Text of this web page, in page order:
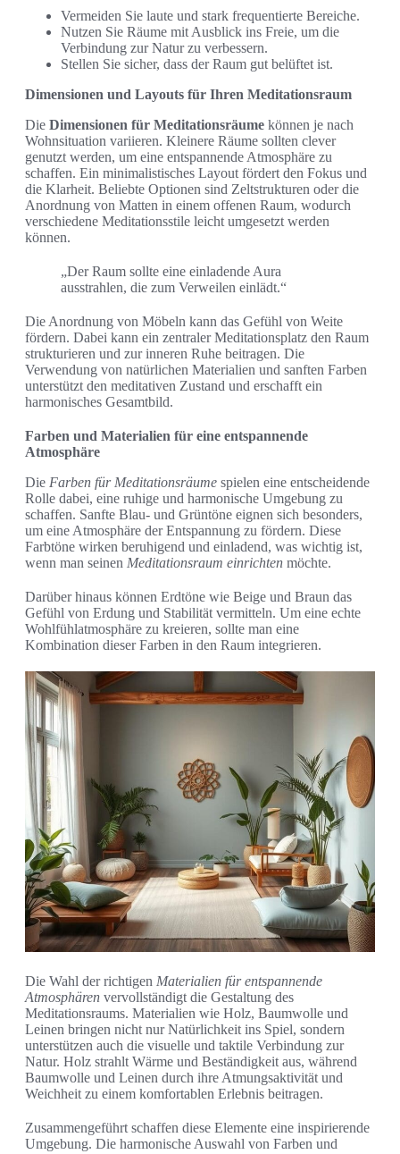
Vermeiden Sie laute und stark frequentierte Bereiche.
Nutzen Sie Räume mit Ausblick ins Freie, um die
Verbindung zur Natur zu verbessern.
Stellen Sie sicher, dass der Raum gut belüftet ist.
Dimensionen und Layouts für Ihren Meditationsraum
Die Dimensionen für Meditationsräume können je nach
Wohnsituation variieren. Kleinere Räume sollten clever
genutzt werden, um eine entspannende Atmosphäre zu
schaffen. Ein minimalistisches Layout fördert den Fokus und
die Klarheit. Beliebte Optionen sind Zeltstrukturen oder die
Anordnung von Matten in einem offenen Raum, wodurch
verschiedene Meditationsstile leicht umgesetzt werden
können.
„Der Raum sollte eine einladende Aura
ausstrahlen, die zum Verweilen einlädt.“
Die Anordnung von Möbeln kann das Gefühl von Weite
fördern. Dabei kann ein zentraler Meditationsplatz den Raum
strukturieren und zur inneren Ruhe beitragen. Die
Verwendung von natürlichen Materialien und sanften Farben
unterstützt den meditativen Zustand und erschafft ein
harmonisches Gesamtbild.
Farben und Materialien für eine entspannende
Atmosphäre
Die Farben für Meditationsräume spielen eine entscheidende
Rolle dabei, eine ruhige und harmonische Umgebung zu
schaffen. Sanfte Blau- und Grüntöne eignen sich besonders,
um eine Atmosphäre der Entspannung zu fördern. Diese
Farbtöne wirken beruhigend und einladend, was wichtig ist,
wenn man seinen Meditationsraum einrichten möchte.
Darüber hinaus können Erdtöne wie Beige und Braun das
Gefühl von Erdung und Stabilität vermitteln. Um eine echte
Wohlfühlatmosphäre zu kreieren, sollte man eine
Kombination dieser Farben in den Raum integrieren.
Die Wahl der richtigen Materialien für entspannende
Atmosphären vervollständigt die Gestaltung des
Meditationsraums. Materialien wie Holz, Baumwolle und
Leinen bringen nicht nur Natürlichkeit ins Spiel, sondern
unterstützen auch die visuelle und taktile Verbindung zur
Natur. Holz strahlt Wärme und Beständigkeit aus, während
Baumwolle und Leinen durch ihre Atmungsaktivität und
Weichheit zu einem komfortablen Erlebnis beitragen.
Zusammengeführt schaffen diese Elemente eine inspirierende
Umgebung. Die harmonische Auswahl von Farben und